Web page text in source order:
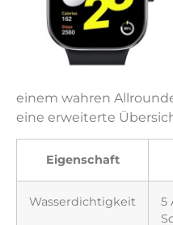
einem wahren
eine erweiterte
Eigenschaft
Wasserdichtigkeit
5